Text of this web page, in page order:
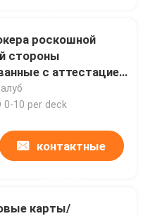
роскошной
стороны
с аттестацией
0-10 per deck
контактные
карты/